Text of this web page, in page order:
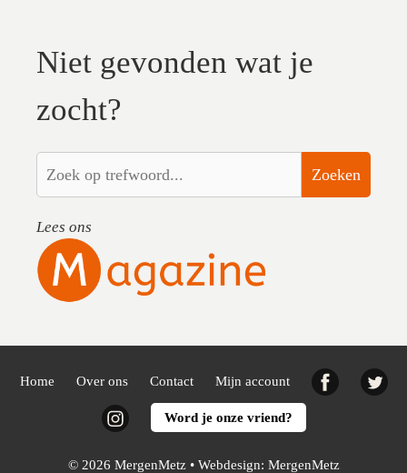
Niet gevonden wat je
zocht?
Zoeken
Lees ons
Home Over ons Contact Mijn account Facebook
InstagramWord je onze vriend?
© 2026 MergenMetz • Webdesign: MergenMetz